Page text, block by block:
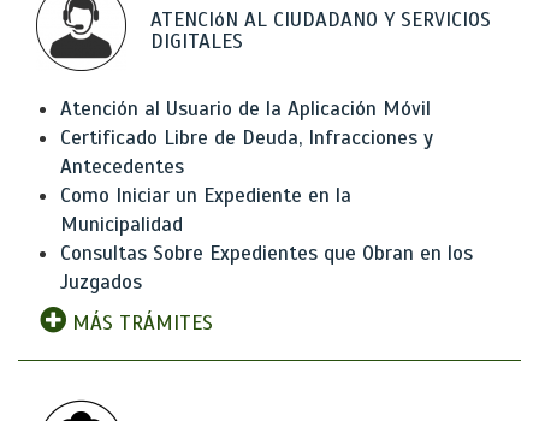
ATENCIóN AL CIUDADANO Y SERVICIOS
DIGITALES
Atención al Usuario de la Aplicación Móvil
Certificado Libre de Deuda, Infracciones y
Antecedentes
Como Iniciar un Expediente en la
Municipalidad
Consultas Sobre Expedientes que Obran en los
Juzgados
MÁS TRÁMITES